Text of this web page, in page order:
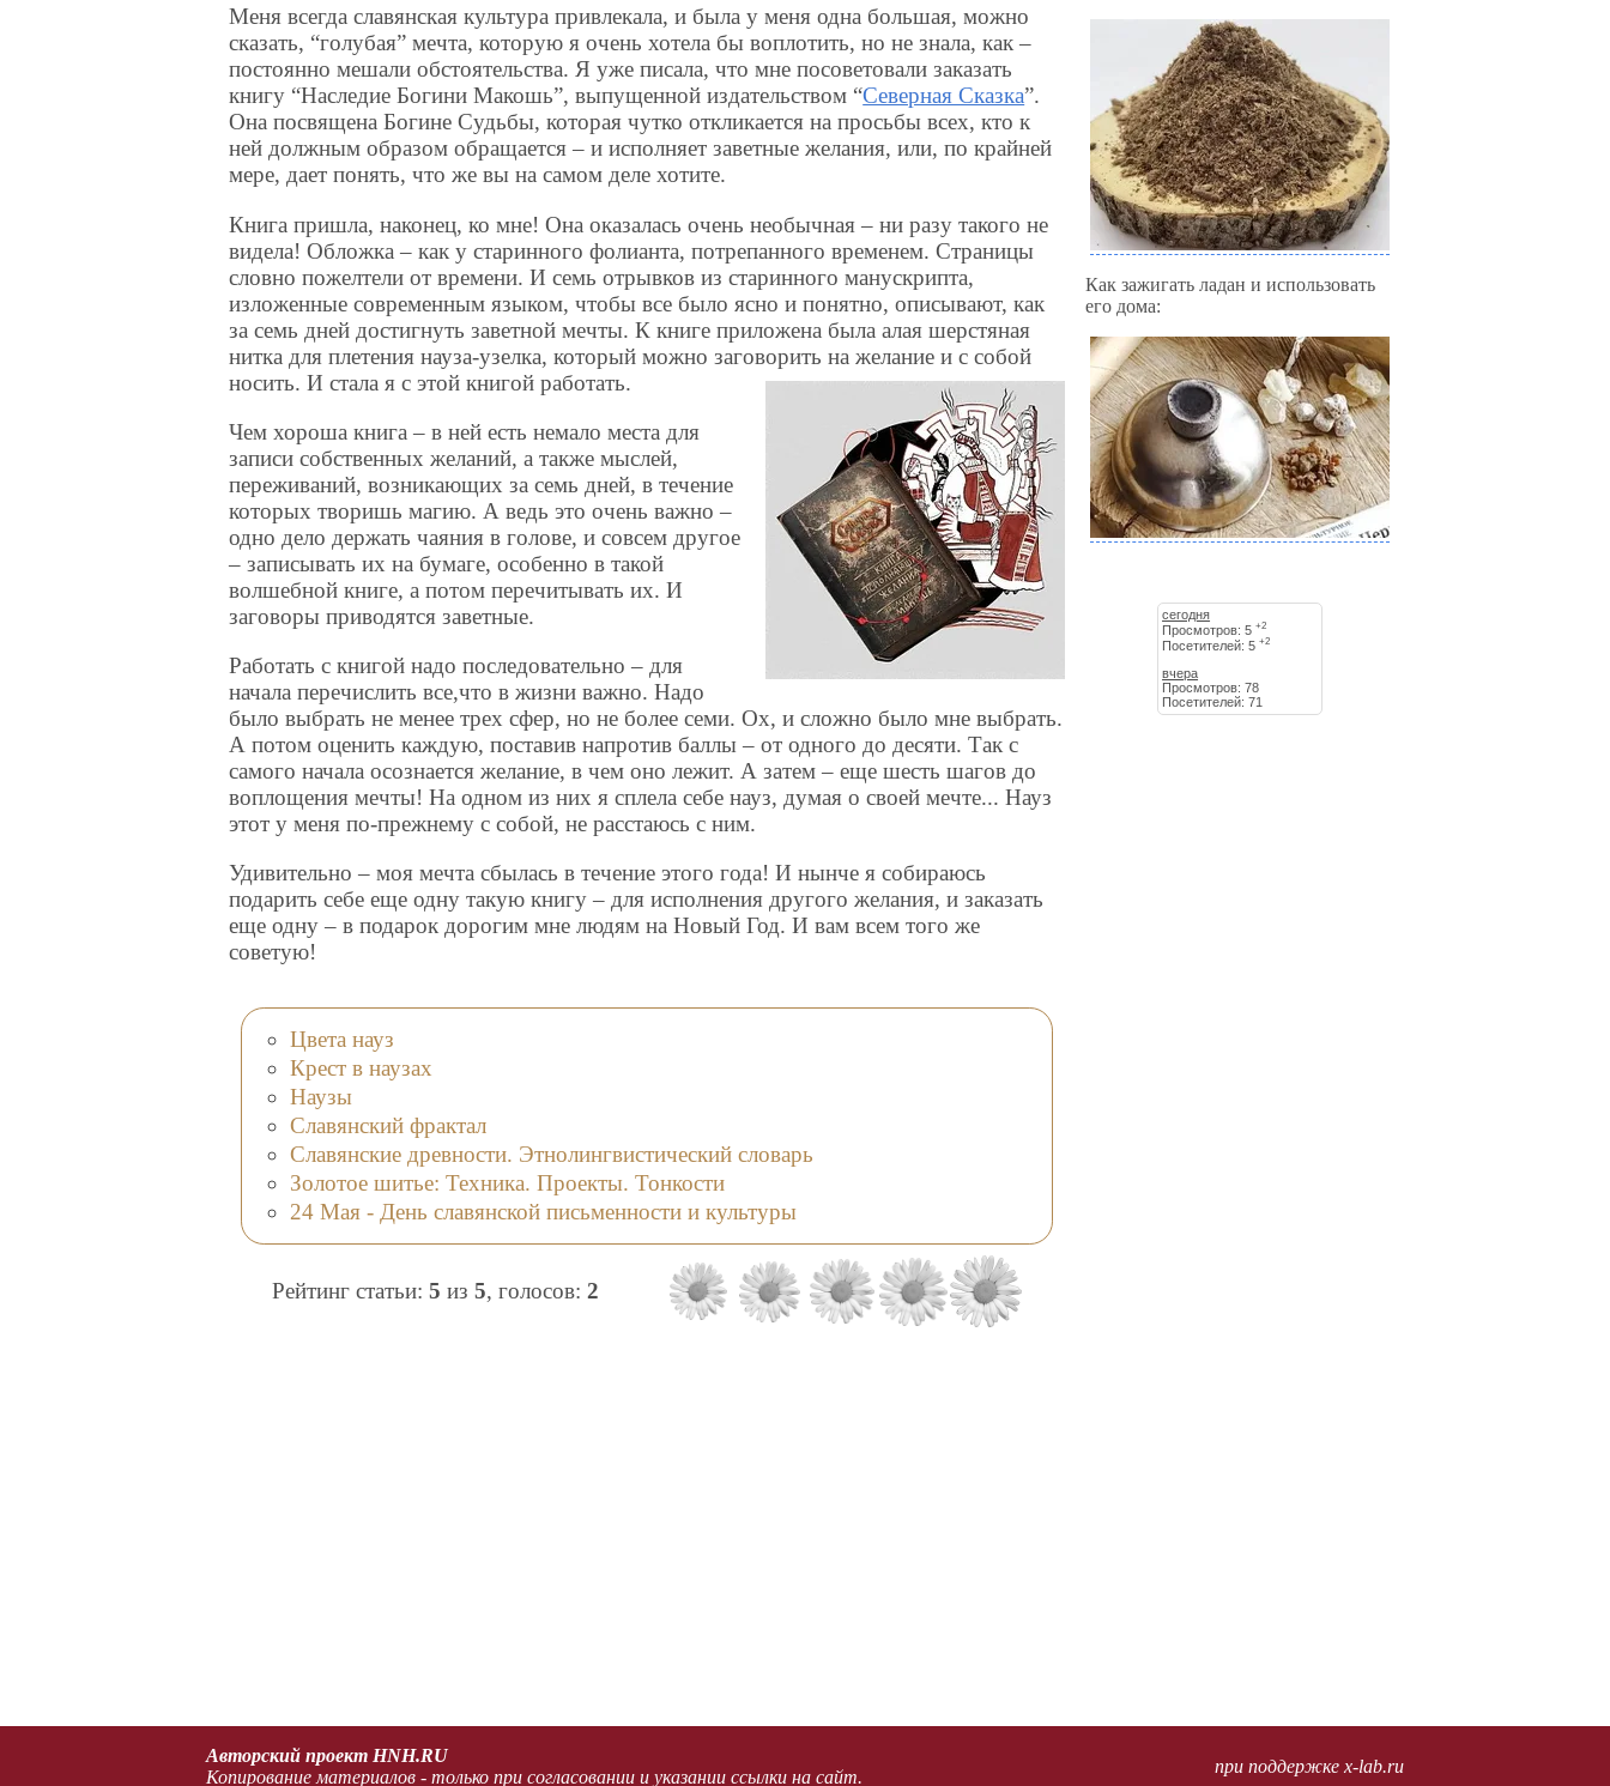
Меня всегда славянская культура привлекала, и была у меня одна большая, можно
сказать, “голубая” мечта, которую я очень хотела бы воплотить, но не знала, как –
постоянно мешали обстоятельства. Я уже писала, что мне посоветовали заказать
книгу “Наследие Богини Макошь”, выпущенной издательством “Северная Сказка”.
Она посвящена Богине Судьбы, которая чутко откликается на просьбы всех, кто к
ней должным образом обращается – и исполняет заветные желания, или, по крайней
мере, дает понять, что же вы на самом деле хотите.
Книга пришла, наконец, ко мне! Она оказалась очень необычная – ни разу такого не
видела! Обложка – как у старинного фолианта, потрепанного временем. Страницы
словно пожелтели от времени. И семь отрывков из старинного манускрипта,
изложенные современным языком, чтобы все было ясно и понятно, описывают, как
за семь дней достигнуть заветной мечты. К книге приложена была алая шерстяная
нитка для плетения науза-узелка, который можно заговорить на желание и с собой
носить. И стала я с этой книгой работать.
Чем хороша книга – в ней есть немало места для
записи собственных желаний, а также мыслей,
переживаний, возникающих за семь дней, в течение
которых творишь магию. А ведь это очень важно –
одно дело держать чаяния в голове, и совсем другое
– записывать их на бумаге, особенно в такой
волшебной книге, а потом перечитывать их. И
заговоры приводятся заветные.
Работать с книгой надо последовательно – для
начала перечислить все,что в жизни важно. Надо
было выбрать не менее трех сфер, но не более семи. Ох, и сложно было мне выбрать.
А потом оценить каждую, поставив напротив баллы – от одного до десяти. Так с
самого начала осознается желание, в чем оно лежит. А затем – еще шесть шагов до
воплощения мечты! На одном из них я сплела себе науз, думая о своей мечте... Науз
этот у меня по-прежнему с собой, не расстаюсь с ним.
Удивительно – моя мечта сбылась в течение этого года! И нынче я собираюсь
подарить себе еще одну такую книгу – для исполнения другого желания, и заказать
еще одну – в подарок дорогим мне людям на Новый Год. И вам всем того же
советую!
Цвета науз
Крест в наузах
Наузы
Славянский фрактал
Славянские древности. Этнолингвистический словарь
Золотое шитье: Техника. Проекты. Тонкости
24 Мая - День славянской письменности и культуры
Рейтинг статьи:5 из5, голосов:2
Как зажигать ладан и использовать
его дома:
сегодня
Просмотров: 5+2
Посетителей: 5+2
вчера
Просмотров: 78
Посетителей: 71
Авторский проект HNH.RU
Копирование материалов - только при согласовании и указании ссылки на сайт.
при поддержке x-lab.ru